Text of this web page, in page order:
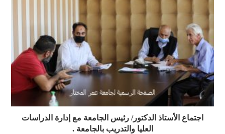
اجتماع الأستاذ الدكتور/ رئيس الجامعة مع إدارة الدراسات
العليا والتدريب بالجامعة .